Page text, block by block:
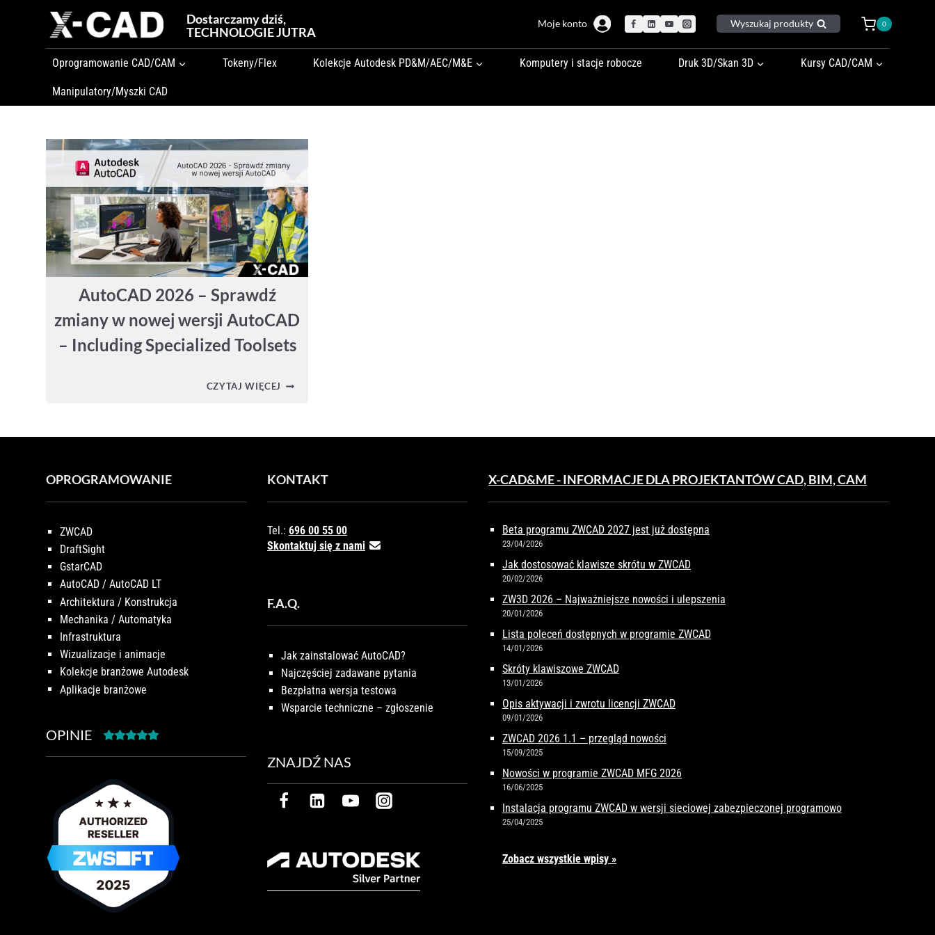
Dostarczamy dziś,
TECHNOLOGIE JUTRA
Moje konto Wyszukaj produkty 0
Oprogramowanie CAD/CAM Tokeny/Flex Kolekcje Autodesk PD&M/AEC/M&E Komputery i stacje robocze Druk 3D/Skan 3D Kursy CAD/CAM
Manipulatory/Myszki CAD
AutoCAD 2026 – Sprawdź
zmiany w nowej wersji AutoCAD
– Including Specialized Toolsets
CZYTAJ WIĘCEJ AUTOCAD
AUTOCAD
INCLUDING
TOOLSETS
OPROGRAMOWANIE
ZWCAD
DraftSight
GstarCAD
AutoCAD / AutoCAD LT
Architektura / Konstrukcja
Mechanika / Automatyka
Infrastruktura
Wizualizacje i animacje
Kolekcje branżowe Autodesk
Aplikacje branżowe
OPINIE
KONTAKT
Tel.: 696 00 55 00
Skontaktuj się z nami
F.A.Q.
Jak zainstalować AutoCAD?
Najczęściej zadawane pytania
Bezpłatna wersja testowa
Wsparcie techniczne – zgłoszenie
ZNAJDŹ NAS
X-CAD&ME - INFORMACJE DLA PROJEKTANTÓW CAD, BIM, CAM
Beta programu ZWCAD 2027 jest już dostępna
23/04/2026
Jak dostosować klawisze skrótu w ZWCAD
20/02/2026
ZW3D 2026 – Najważniejsze nowości i ulepszenia
20/01/2026
Lista poleceń dostępnych w programie ZWCAD
14/01/2026
Skróty klawiszowe ZWCAD
13/01/2026
Opis aktywacji i zwrotu licencji ZWCAD
09/01/2026
ZWCAD 2026 1.1 – przegląd nowości
15/09/2025
Nowości w programie ZWCAD MFG 2026
16/06/2025
Instalacja programu ZWCAD w wersji sieciowej zabezpieczonej programowo
25/04/2025
Zobacz wszystkie wpisy »